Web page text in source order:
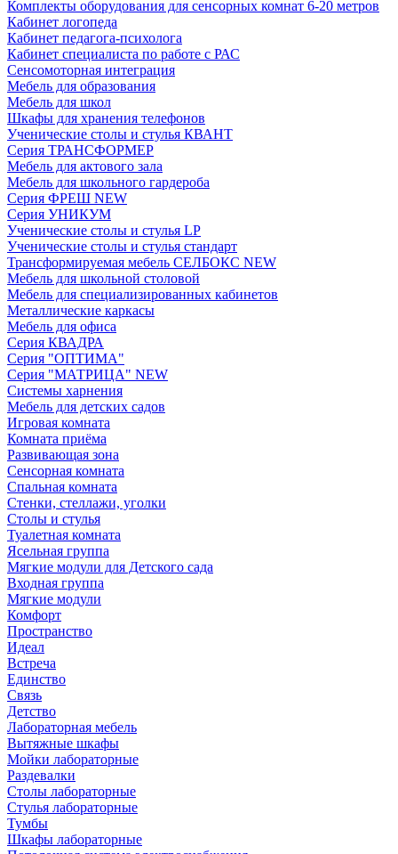
Комплекты оборудования для сенсорных комнат 6-20 метров
Кабинет логопеда
Кабинет педагога-психолога
Кабинет специалиста по работе с РАС
Сенсомоторная интеграция
Мебель для образования
Мебель для школ
Шкафы для хранения телефонов
Ученические столы и стулья КВАНТ
Серия ТРАНСФОРМЕР
Мебель для актового зала
Мебель для школьного гардероба
Серия ФРЕШ NEW
Серия УНИКУМ
Ученические столы и стулья LP
Ученические столы и стулья стандарт
Трансформируемая мебель СЕЛБОКС NEW
Мебель для школьной столовой
Мебель для специализированных кабинетов
Металлические каркасы
Мебель для офиса
Серия КВАДРА
Серия "ОПТИМА"
Серия "МАТРИЦА" NEW
Системы харнения
Мебель для детских садов
Игровая комната
Комната приёма
Развивающая зона
Сенсорная комната
Спальная комната
Стенки, стеллажи, уголки
Столы и стулья
Туалетная комната
Ясельная группа
Мягкие модули для Детского сада
Входная группа
Мягкие модули
Комфорт
Пространство
Идеал
Встреча
Единство
Связь
Детство
Лабораторная мебель
Вытяжные шкафы
Мойки лабораторные
Раздевалки
Столы лабораторные
Стулья лабораторные
Тумбы
Шкафы лабораторные